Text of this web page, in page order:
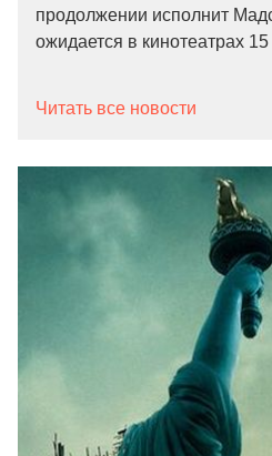
продолжении исполнит
ожидается в кинотеатрах
Читать все новости